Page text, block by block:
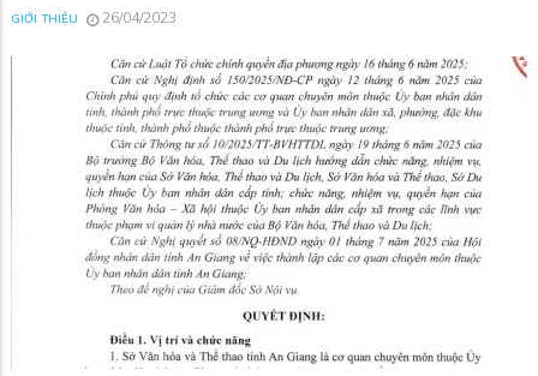
GIỚI THIỆU 26/04/2023